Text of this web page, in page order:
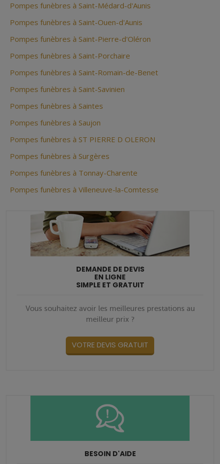
Pompes funèbres à Saint-Médard-d'Aunis
Pompes funèbres à Saint-Ouen-d'Aunis
Pompes funèbres à Saint-Pierre-d'Oléron
Pompes funèbres à Saint-Porchaire
Pompes funèbres à Saint-Romain-de-Benet
Pompes funèbres à Saint-Savinien
Pompes funèbres à Saintes
Pompes funèbres à Saujon
Pompes funèbres à ST PIERRE D OLERON
Pompes funèbres à Surgères
Pompes funèbres à Tonnay-Charente
Pompes funèbres à Villeneuve-la-Comtesse
DEMANDE DE DEVIS
EN LIGNE
SIMPLE ET GRATUIT
Vous souhaitez avoir les meilleures prestations au
meilleur prix ?
VOTRE DEVIS GRATUIT
BESOIN D'AIDE